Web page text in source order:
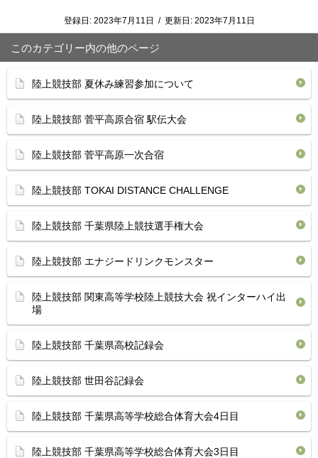
登録日: 2023年7月11日 / 更新日: 2023年7月11日
このカテゴリー内の他のページ
陸上競技部 夏休み練習参加について
陸上競技部 菅平高原合宿 駅伝大会
陸上競技部 菅平高原一次合宿
陸上競技部 TOKAI DISTANCE CHALLENGE
陸上競技部 千葉県陸上競技選手権大会
陸上競技部 エナジードリンクモンスター
陸上競技部 関東高等学校陸上競技大会 祝インターハイ出
場
陸上競技部 千葉県高校記録会
陸上競技部 世田谷記録会
陸上競技部 千葉県高等学校総合体育⁡大会4日目
陸上競技部 千葉県高等学校総合体育⁡大会3日目